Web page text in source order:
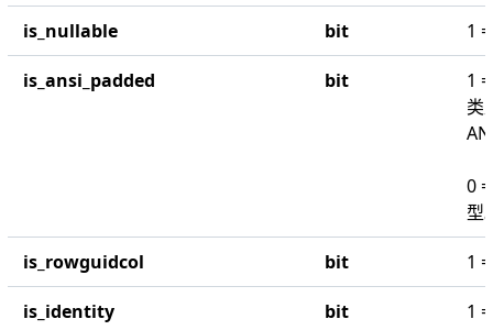
is_nullable bit 1
is_ansi_padded bit
1
类
0
型
is_rowguidcol bit 1
is_identity bit 1